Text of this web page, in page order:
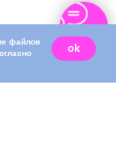
файлов
ok